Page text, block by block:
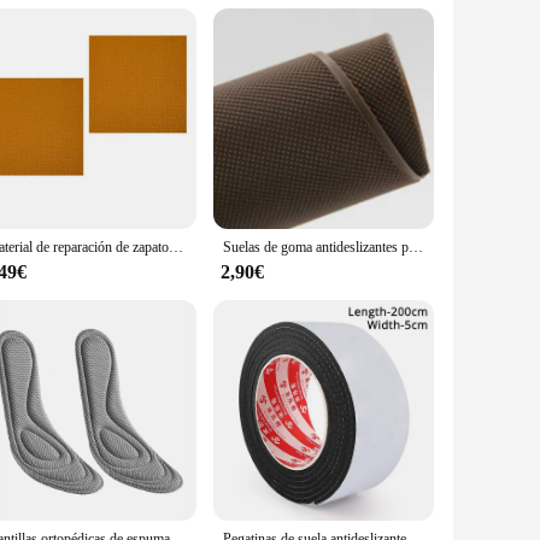
are crafted from high-quality rubber, ensuring a
comfort with every step. Whether you're navigating
types, making them a versatile addition to your
all the necessary components, making it a hassle-free
surfaces, while the cushioning properties provide a
performance, reducing the risk of slips and falls.
Material de reparación de zapatos resistente al desgaste, reemplazo de suela de suelas DIY, accesorios de tacón alto, Protector de suela de goma antideslizante Suelas de goma antideslizantes para zapatos, almohadillas usables antideslizantes, parches de reparación de suela, pegatinas reemplazables para hombres y mujeres, Color puro
2,90€